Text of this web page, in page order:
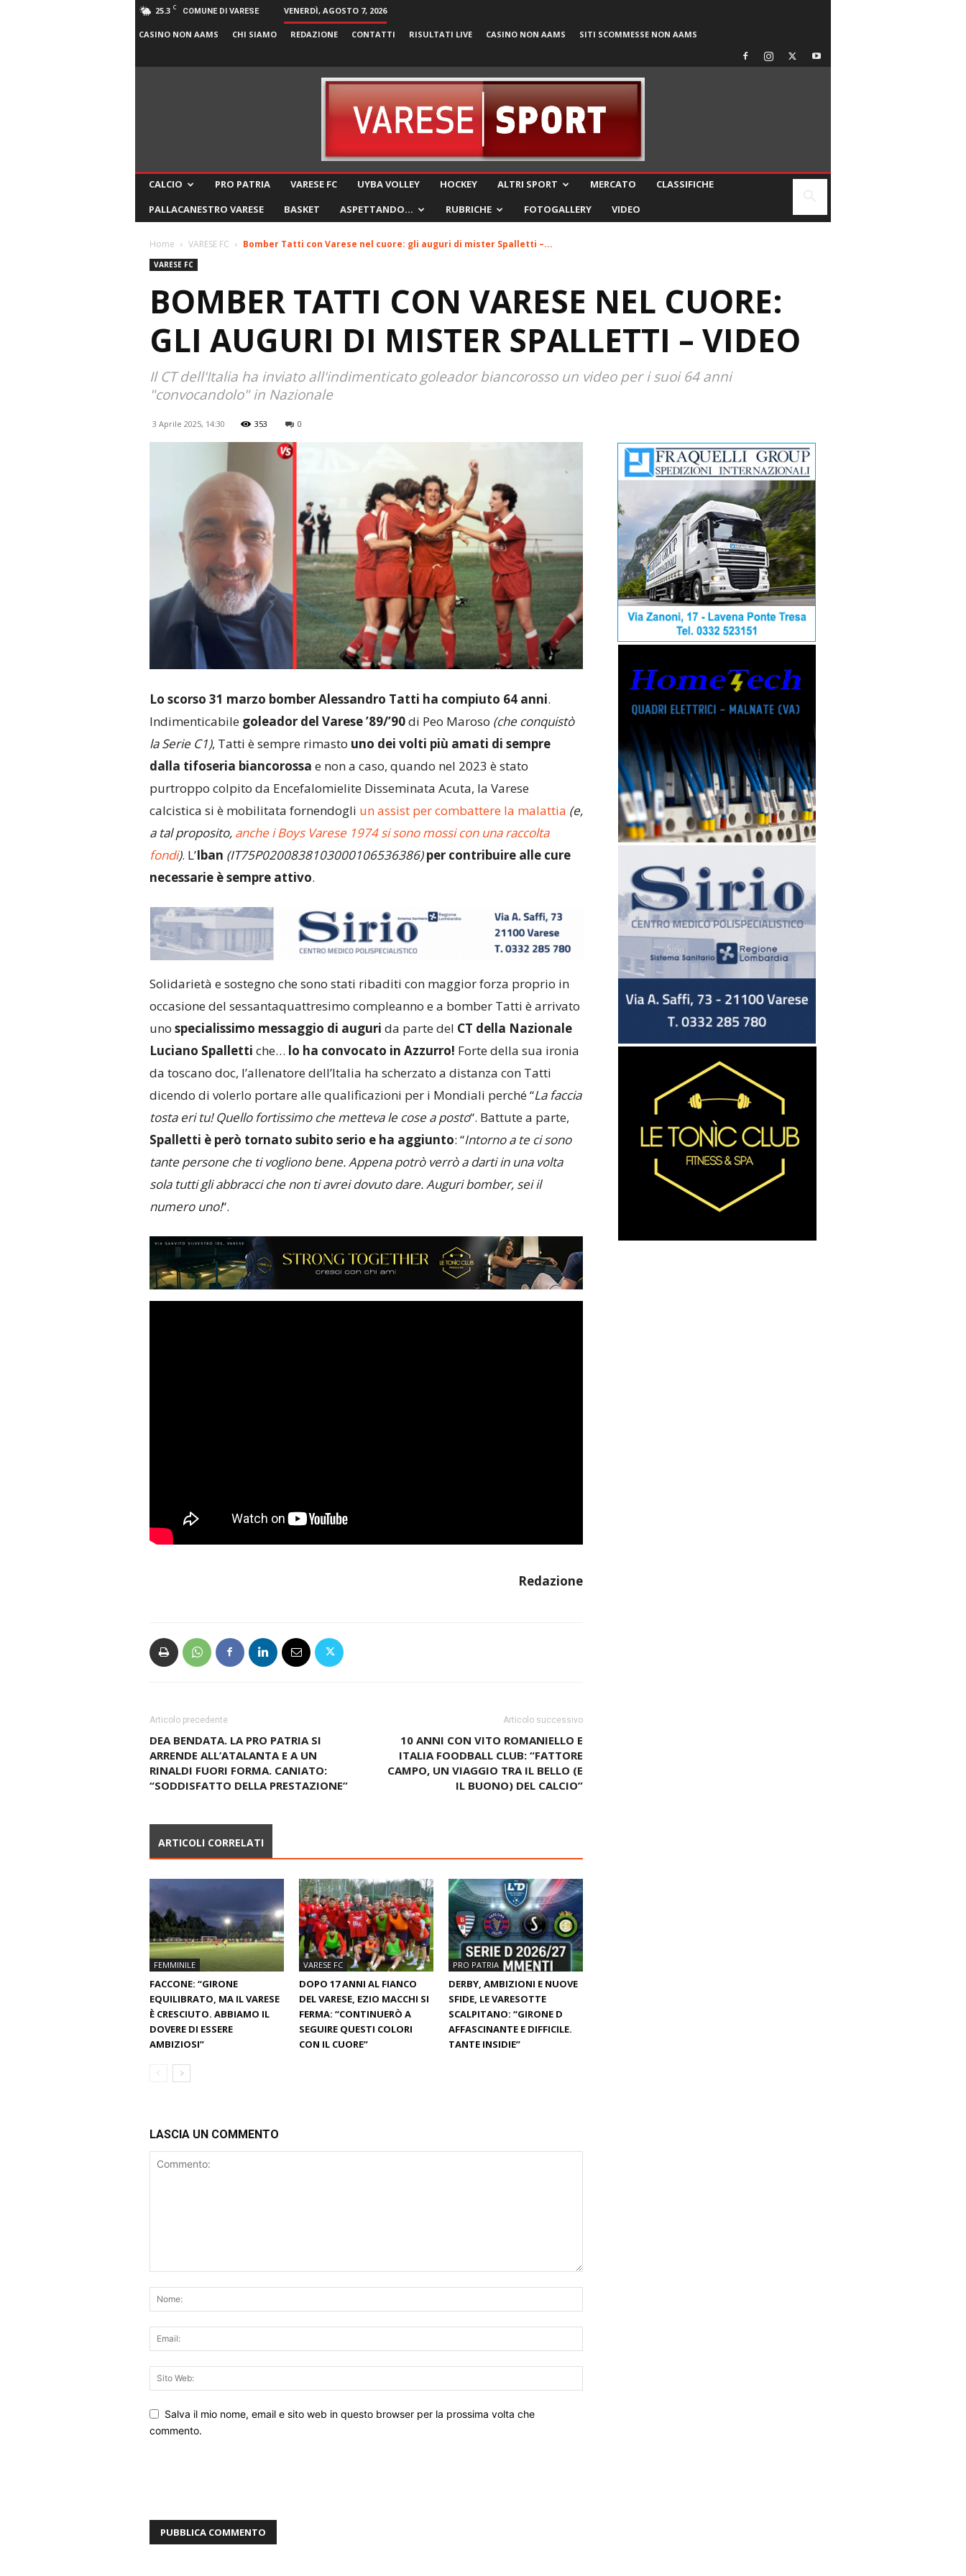
25.3 C COMUNE DI VARESE VENERDÌ, AGOSTO 7, 2026
CASINO NON AAMS CHI SIAMO REDAZIONE CONTATTI RISULTATI LIVE CASINO NON AAMS SITI SCOMMESSE NON AAMS
CALCIO PRO PATRIA VARESE FC UYBA VOLLEY HOCKEY ALTRI SPORT MERCATO
CLASSIFICHE
PALLACANESTRO VARESE
BASKET ASPETTANDO… RUBRICHE FOTOGALLERY VIDEO
Home VARESE FC Bomber Tatti con Varese nel cuore: gli auguri di mister Spalletti –...
VARESE FC
BOMBER TATTI CON VARESE NEL CUORE:
GLI AUGURI DI MISTER SPALLETTI – VIDEO
Il CT dell'Italia ha inviato all'indimenticato goleador biancorosso un video per i suoi 64 anni
"convocandolo" in Nazionale
3 Aprile 2025, 14:30 353 0
Lo scorso 31 marzo bomber Alessandro Tatti ha compiuto 64 anni.
Indimenticabilegoleador del Varese ’89/’90di Peo Maroso (che conquistò
la Serie C1), Tatti è sempre rimasto uno dei volti più amati di sempre
dalla tifoseria biancorossa e non a caso, quando nel 2023 è stato
purtroppo colpito da Encefalomielite Disseminata Acuta, la Varese
calcistica si è mobilitata fornendogli un assist per combattere la malattia (e,
a tal proposito, anche i Boys Varese 1974 si sono mossi con una raccolta
fondi). L’Iban (IT75P0200838103000106536386)per contribuire alle cure
necessarie è sempre attivo.
Solidarietà e sostegno che sono stati ribaditi con maggior forza proprio in
occasione del sessantaquattresimo compleanno e a bomber Tatti è arrivato
uno specialissimo messaggio di auguri da parte del CT della Nazionale
Luciano Spalletti che… lo ha convocato in Azzurro! Forte della sua ironia
da toscano doc, l’allenatore dell’Italia ha scherzato a distanza con Tatti
dicendo di volerlo portare alle qualificazioni per i Mondiali perché “La faccia
tosta eri tu! Quello fortissimo che metteva le cose a posto“. Battute a parte,
Spalletti è però tornato subito serio e ha aggiunto: “Intorno a te ci sono
tante persone che ti vogliono bene. Appena potrò verrò a darti in una volta
sola tutti gli abbracci che non ti avrei dovuto dare. Auguri bomber, sei il
numero uno!“.
Redazione
Articolo precedente
DEA BENDATA. LA PRO PATRIA SI
ARRENDE ALL’ATALANTA E A UN
RINALDI FUORI FORMA. CANIATO:
“SODDISFATTO DELLA PRESTAZIONE”
Articolo successivo
10 ANNI CON VITO ROMANIELLO E
ITALIA FOODBALL CLUB: “FATTORE
CAMPO, UN VIAGGIO TRA IL BELLO (E
IL BUONO) DEL CALCIO”
ARTICOLI CORRELATI
FEMMINILE
FACCONE: “GIRONE
EQUILIBRATO, MA IL VARESE
È CRESCIUTO. ABBIAMO IL
DOVERE DI ESSERE
AMBIZIOSI”
VARESE FC
DOPO 17 ANNI AL FIANCO
DEL VARESE, EZIO MACCHI SI
FERMA: “CONTINUERÒ A
SEGUIRE QUESTI COLORI
CON IL CUORE”
PRO PATRIA
DERBY, AMBIZIONI E NUOVE
SFIDE, LE VARESOTTE
SCALPITANO: “GIRONE D
AFFASCINANTE E DIFFICILE.
TANTE INSIDIE”
LASCIA UN COMMENTO
Salva il mio nome, email e sito web in questo browser per la prossima volta che
commento.